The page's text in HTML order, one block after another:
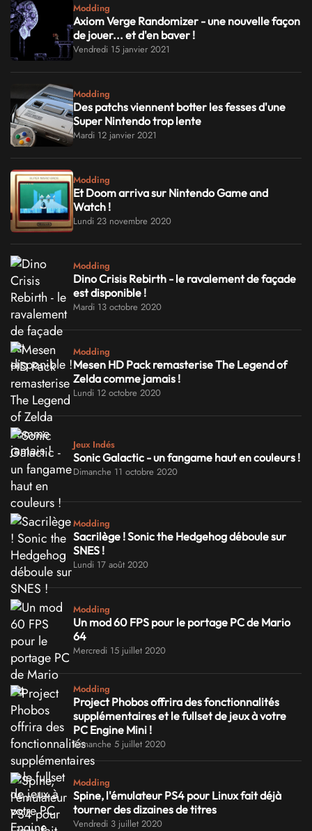
Modding
Axiom Verge Randomizer - une nouvelle façon
de jouer... et d'en baver !
Vendredi 15 janvier 2021
Modding
Des patchs viennent botter les fesses d'une
Super Nintendo trop lente
Mardi 12 janvier 2021
Modding
Et Doom arriva sur Nintendo Game and
Watch !
Lundi 23 novembre 2020
Modding
Dino Crisis Rebirth - le ravalement de façade
est disponible !
Mardi 13 octobre 2020
Modding
Mesen HD Pack remasterise The Legend of
Zelda comme jamais !
Lundi 12 octobre 2020
Jeux Indés
Sonic Galactic - un fangame haut en couleurs !
Dimanche 11 octobre 2020
Modding
Sacrilège ! Sonic the Hedgehog déboule sur
SNES !
Lundi 17 août 2020
Modding
Un mod 60 FPS pour le portage PC de Mario
64
Mercredi 15 juillet 2020
Modding
Project Phobos offrira des fonctionnalités
supplémentaires et le fullset de jeux à votre
PC Engine Mini !
Dimanche 5 juillet 2020
Modding
Spine, l'émulateur PS4 pour Linux fait déjà
tourner des dizaines de titres
Vendredi 3 juillet 2020